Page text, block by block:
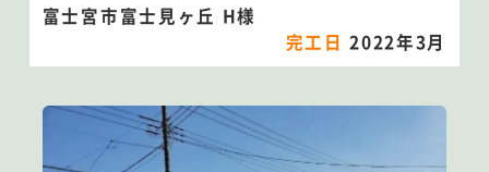
富士宮市富士見ヶ丘 H様
完工日2022年3月